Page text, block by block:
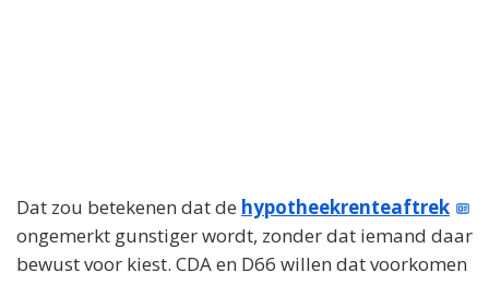
Dat zou betekenen dat de hypotheekrenteaftrek
ongemerkt gunstiger wordt, zonder dat iemand daar
bewust voor kiest. CDA en D66 willen dat voorkomen